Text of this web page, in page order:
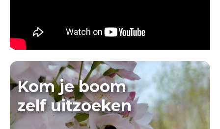
Kom je boom
zelf uitzoeken